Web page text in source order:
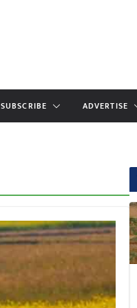
SUBSCRIBE ADVERTISE